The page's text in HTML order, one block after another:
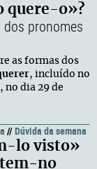
quere-o»?
pronomes
as formas dos
, incluído no
no dia 29 de
//Dúvida da semana
lo visto»
no